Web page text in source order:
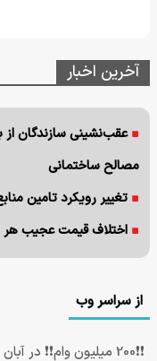
آخرین اخبار
مصالح ساختمانی
تغییر رویکرد تامین
اختلاف قیمت عجیب هر
از سراسر وب
❗❗200 میلیون وام❗❗ در آبان تتر احراز هویت کن